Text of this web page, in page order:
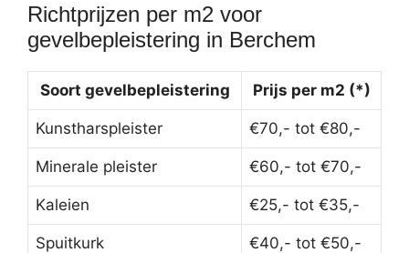
Richtprijzen per m2 voor
gevelbepleistering in Berchem
Soort gevelbepleistering Prijs per m2 (*)
Kunstharspleister €70,- tot €80,-
Minerale pleister €60,- tot €70,-
Kaleien €25,- tot €35,-
Spuitkurk €40,- tot €50,-